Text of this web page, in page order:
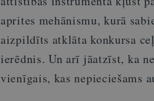
aprites mehānismu, kurā
aizpildīts atklāta konkursa
ierēdnis. Un arī jāatzīst, ka
vienīgais, kas nepieciešams